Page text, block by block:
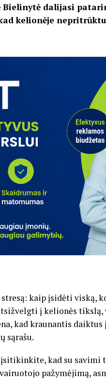
Bielinytė dalijasi
kelionėje
kaip įsidėti viską,
į kelionės tikslą,
kad kraunantis
sąrašu.
kad su savimi
pažymėjimą,